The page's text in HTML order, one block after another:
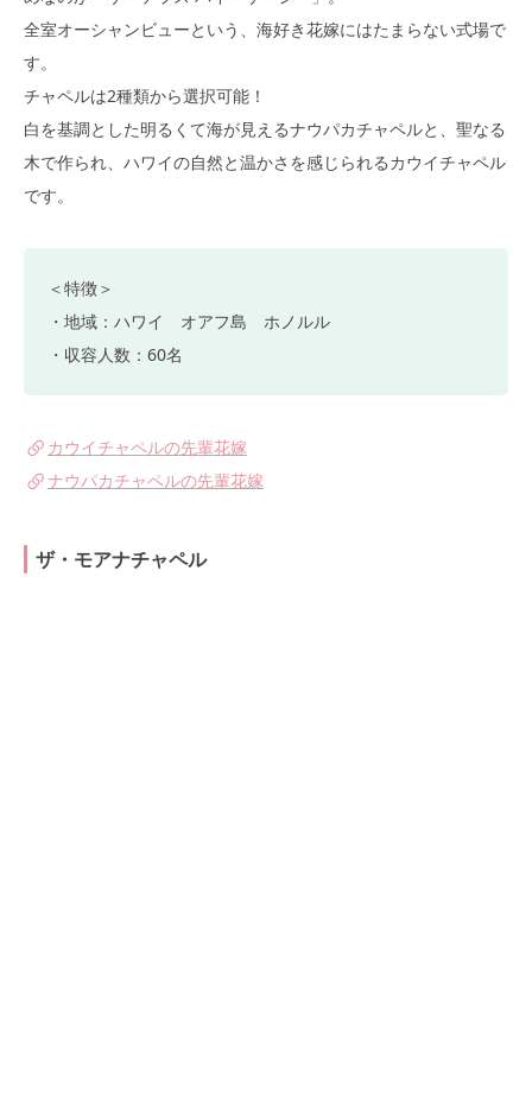
全室オーシャンビューという、海好き花嫁にはたまらない式場で
す。
チャペルは2種類から選択可能！
白を基調とした明るくて海が見えるナウパカチャペルと、聖なる
木で作られ、ハワイの自然と温かさを感じられるカウイチャペル
です。
＜特徴＞
・地域：ハワイ オアフ島 ホノルル
・収容人数：60名
カウイチャペルの先輩花嫁
ナウパカチャペルの先輩花嫁
ザ・モアナチャペル